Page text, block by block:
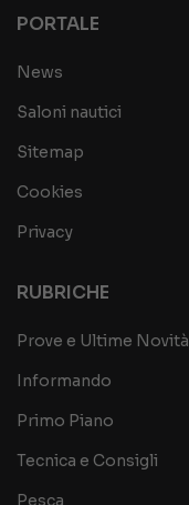
PORTALE
News
Saloni nautici
Sitemap
Cookies
Privacy
RUBRICHE
Prove e Ultime Novità
Informando
Primo Piano
Tecnica e Consigli
Pesca